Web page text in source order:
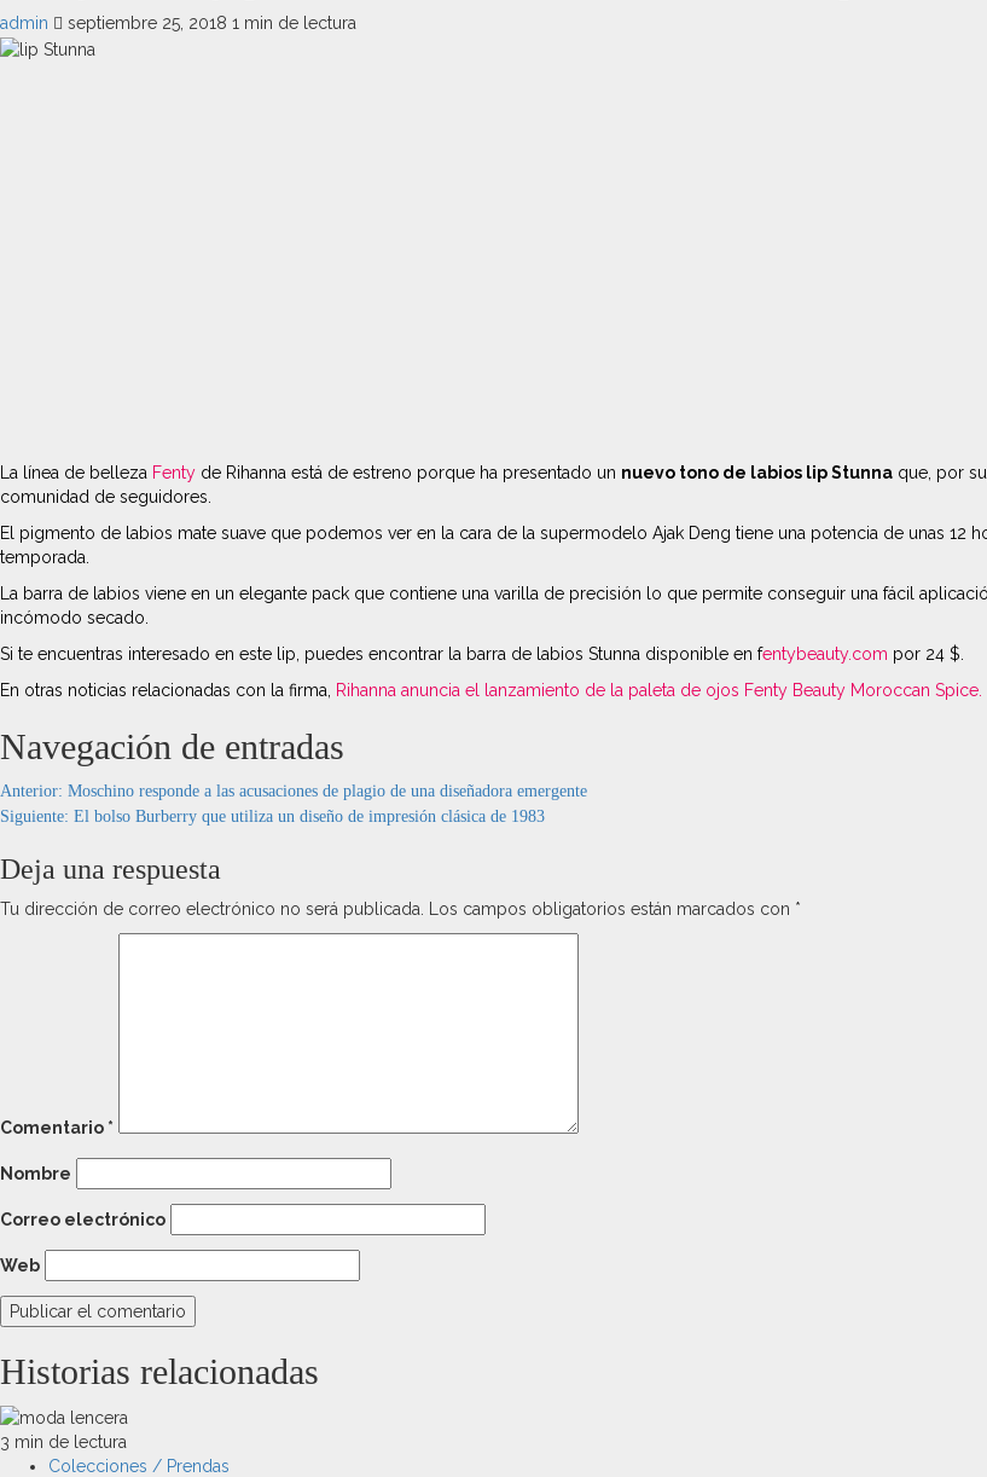
admin septiembre 25, 2018 1 min de lectura
La línea de belleza Fenty de Rihanna está de estreno porque ha presentado un nuevo tono de labios lip Stunna que, por
comunidad de seguidores.
El pigmento de labios mate suave que podemos ver en la cara de la supermodelo Ajak Deng tiene una potencia de unas 12
temporada.
La barra de labios viene en un elegante pack que contiene una varilla de precisión lo que permite conseguir una fácil
incómodo secado.
Si te encuentras interesado en este lip, puedes encontrar la barra de labios Stunna disponible en fentybeauty.com por 24 $.
En otras noticias relacionadas con la firma, Rihanna anuncia el lanzamiento de la paleta de ojos Fenty Beauty Moroccan Spice.
Navegación de entradas
Anterior: Moschino responde a las acusaciones de plagio de una diseñadora emergente
Siguiente: El bolso Burberry que utiliza un diseño de impresión clásica de 1983
Deja una respuesta
Tu dirección de correo electrónico no será publicada. Los campos obligatorios están marcados con *
Comentario *
Nombre
Correo electrónico
Web
Historias relacionadas
3 min de lectura
Colecciones / Prendas